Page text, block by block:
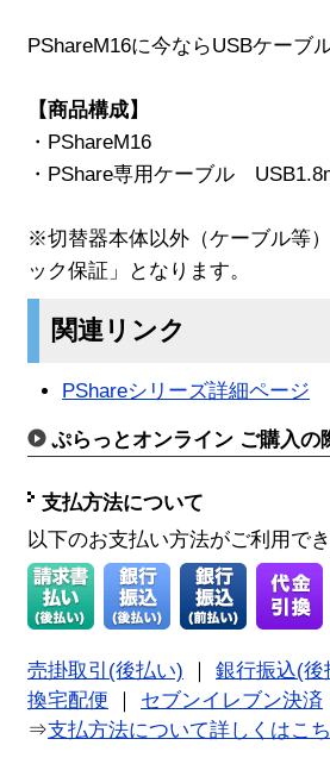
PShareM16に今ならUSBケーブ
【商品構成】
・PShareM16
・PShare専用ケーブル
※切替器本体以外（ケーブル等
ック保証」となります。
関連リンク
PShareシリーズ詳細ページ
ぷらっとオンライン ご購入の
支払方法について
以下のお支払い方法がご利用で
売掛取引(後払い)
銀行振込(後
換宅配便
セブンイレブン決済
⇒支払方法について詳しくはこ